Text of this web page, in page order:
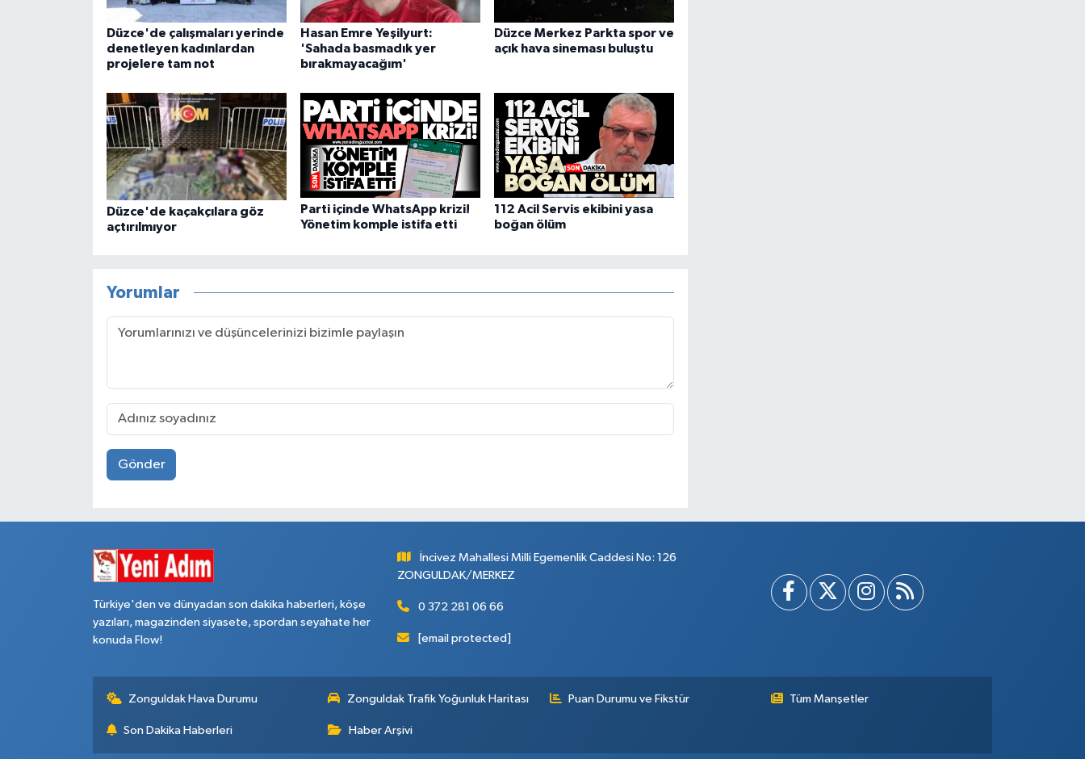
Düzce'de çalışmaları yerinde
denetleyen kadınlardan
projelere tam not
Hasan Emre Yeşilyurt:
'Sahada basmadık yer
bırakmayacağım'
Düzce Merkez Parkta spor ve
açık hava sineması buluştu
Düzce'de kaçakçılara göz
açtırılmıyor
Parti içinde WhatsApp krizi!
Yönetim komple istifa etti
112 Acil Servis ekibini yasa
boğan ölüm
Yorumlar
Gönder
Türkiye'den ve dünyadan son dakika haberleri, köşe
yazıları, magazinden siyasete, spordan seyahate her
konuda Flow!
İncivez Mahallesi Milli Egemenlik Caddesi No: 126
ZONGULDAK/MERKEZ
0 372 281 06 66
[email protected]
Zonguldak Hava Durumu Zonguldak Trafik Yoğunluk Haritası Puan Durumu ve Fikstür Tüm Manşetler
Son Dakika Haberleri Haber Arşivi